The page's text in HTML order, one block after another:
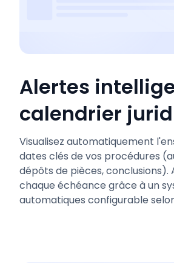
Alertes
calendrier
Visualisez automatiquement
dates clés de vos procédures
dépôts de pièces, conclusions).
chaque échéance grâce à un
automatiques configurable